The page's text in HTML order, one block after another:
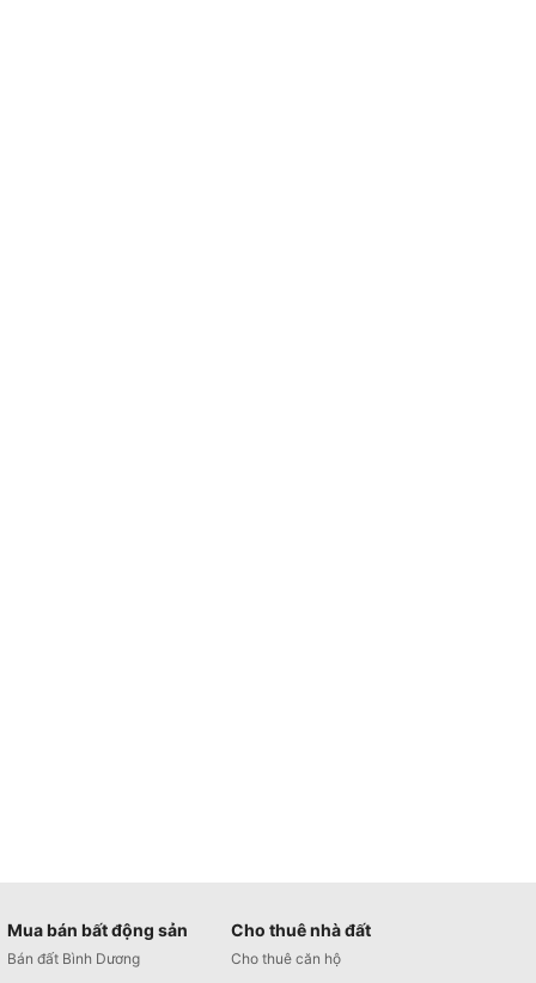
Mua bán bất động sản
Bán đất Bình Dương
Cho thuê nhà đất
Cho thuê căn hộ